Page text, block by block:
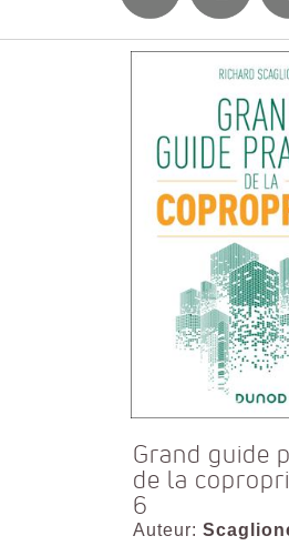
Grand guide
de la
6
Auteur: